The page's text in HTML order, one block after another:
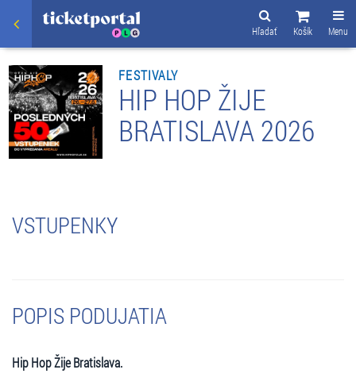
Menu
Košík
Hľadať
FESTIVALY
HIP HOP ŽIJE
BRATISLAVA 2026
VSTUPENKY
POPIS PODUJATIA
Hip Hop Žije Bratislava.